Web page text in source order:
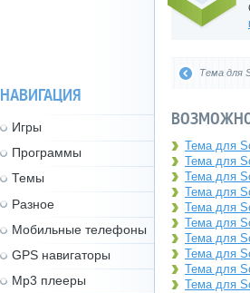
Тема для
ВОЗМОЖНО
Тема для
Тема для
Тема для
Тема для
Тема для
Тема для
Тема для
Тема для
Тема для
Тема для
НАВИГАЦИЯ
Игры
Программы
Темы
Разное
Мобильные телефоны
GPS навигаторы
Mp3 плееры